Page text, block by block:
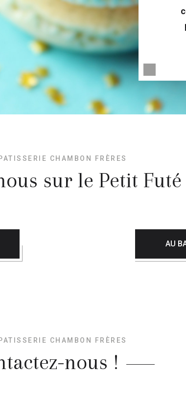
CHAMBON FRÈRES
sur le Petit Futé
AU
CHAMBON FRÈRES
nous !